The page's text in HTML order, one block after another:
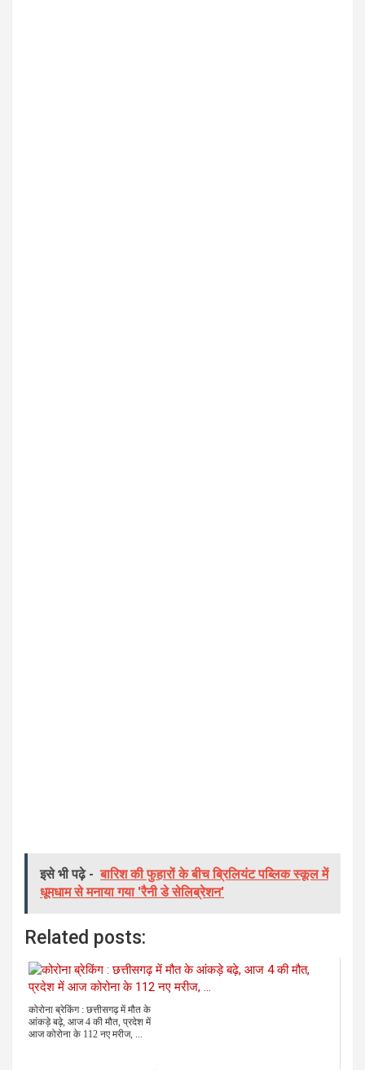
इसे भी पढ़े - बारिश की फुहारों के बीच ब्रिलियंट पब्लिक स्कूल में
धूमधाम से मनाया गया 'रैनी डे सेलिब्रेशन'
Related posts:
कोरोना ब्रेकिंग : छत्तीसगढ़ में मौत के
आंकड़े बढ़े, आज 4 की मौत, प्रदेश में
आज कोरोना के 112 नए मरीज, ...